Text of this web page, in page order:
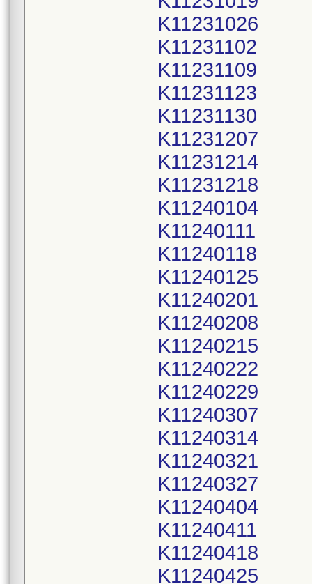
K11231026
K11231102
K11231109
K11231123
K11231130
K11231207
K11231214
K11231218
K11240104
K11240111
K11240118
K11240125
K11240201
K11240208
K11240215
K11240222
K11240229
K11240307
K11240314
K11240321
K11240327
K11240404
K11240411
K11240418
K11240425